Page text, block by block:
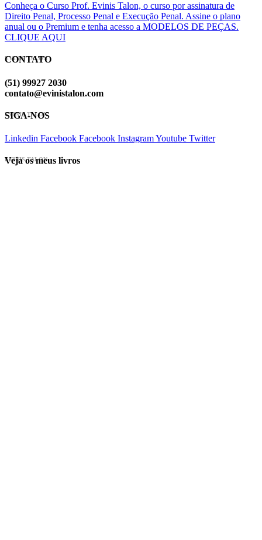
Conheça o Curso Prof. Evinis Talon, o curso por assinatura de
Direito Penal, Processo Penal e Execução Penal. Assine o plano
anual ou o Premium e tenha acesso a MODELOS DE PEÇAS.
CLIQUE AQUI
EVINIS TALON
CONTATO
(51) 99927 2030
contato@evinistalon.com
EVINIS TALON
SIGA-NOS
Linkedin Facebook Facebook InstagramYoutube Twitter
EVINIS TALON
Veja os meus livros